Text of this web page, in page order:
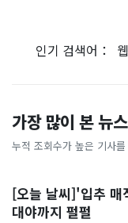
인기 검색어：
가장 많이 본 뉴스
누적 조회수가 높은 기사
[오늘 날씨]'입추
대야까지 펄펄